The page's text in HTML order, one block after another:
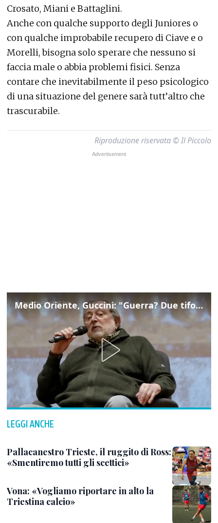
Crosato, Miani e Battaglini.
Anche con qualche supporto degli Juniores o
con qualche improbabile recupero di Ciave e o
Morelli, bisogna solo sperare che nessuno si
faccia male o abbia problemi fisici. Senza
contare che inevitabilmente il peso psicologico
di una situazione del genere sarà tutt’altro che
trascurabile.
Riproduzione riservata © Il Piccolo
Medio Oriente, Guccini: "Guerra? Due tifoserie che si urlano contro e dimenticano vittime"
LEGGI ANCHE
Pallacanestro Trieste, il ruggito di Ross:
«Smentiremo tutti gli scettici»
Vona: «Vogliamo riportare in alto la
Triestina calcio»